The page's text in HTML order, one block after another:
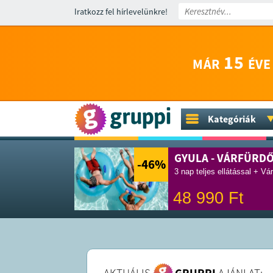
Iratkozz fel hírlevelünkre!
MÁR 15
Kategóriák
-46% GYULA -
3 nap teljes ellátással +
48 990 Ft